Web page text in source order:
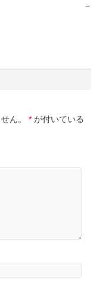
→
ん。 * が付いている